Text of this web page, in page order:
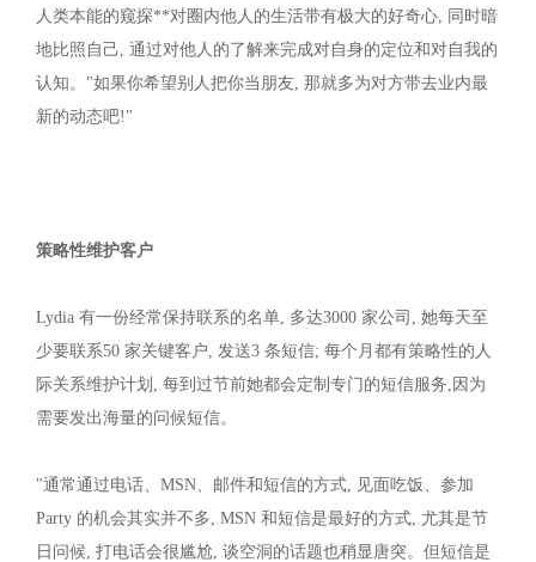
人类本能的窥探**对圈内他人的生活带有极大的好奇心, 同时暗
地比照自己, 通过对他人的了解来完成对自身的定位和对自我的
认知。"如果你希望别人把你当朋友, 那就多为对方带去业内最
新的动态吧!"
策略性维护客户
Lydia 有一份经常保持联系的名单, 多达3000 家公司, 她每天至
少要联系50 家关键客户, 发送3 条短信; 每个月都有策略性的人
际关系维护计划, 每到过节前她都会定制专门的短信服务,因为
需要发出海量的问候短信。
"通常通过电话、MSN、邮件和短信的方式, 见面吃饭、参加
Party 的机会其实并不多, MSN 和短信是最好的方式, 尤其是节
日问候, 打电话会很尴尬, 谈空洞的话题也稍显唐突。但短信是